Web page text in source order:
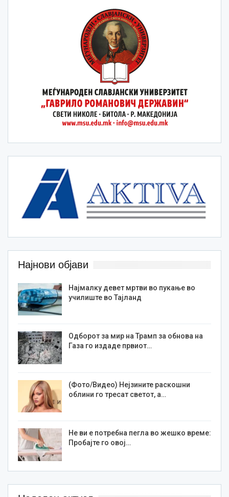
Најнови објави
Најмалку девет мртви во пукање во
училиште во Тајланд
Одборот за мир на Трамп за обнова на
Газа го издаде првиот…
(Фото/Видео) Нејзините раскошни
облини го тресат светот, а…
Не ви е потребна пегла во жешко време:
Пробајте го овој…